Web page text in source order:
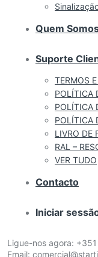
Quem
Suporte
TERMOS
POLÍTICA
POLÍTICA
POLÍTICA
LIVRO DE
RAL –
VER TUDO
Contacto
Iniciar
Ligue-nos agora:
Email: